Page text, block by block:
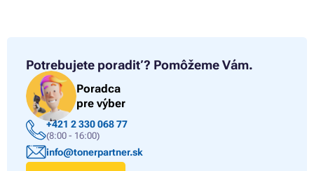
Potrebujete poradiť? Pomôžeme Vám.
Poradca
pre výber
+421 2 330 068 77
(8:00 - 16:00)
info@tonerpartner.sk